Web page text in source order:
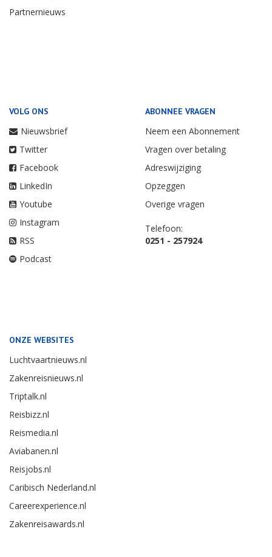
Partnernieuws
VOLG ONS
Nieuwsbrief
Twitter
Facebook
LinkedIn
Youtube
Instagram
RSS
Podcast
ABONNEE VRAGEN
Neem een Abonnement
Vragen over betaling
Adreswijziging
Opzeggen
Overige vragen
Telefoon:
0251 - 257924
ONZE WEBSITES
Luchtvaartnieuws.nl
Zakenreisnieuws.nl
Triptalk.nl
Reisbizz.nl
Reismedia.nl
Aviabanen.nl
Reisjobs.nl
Caribisch Nederland.nl
Careerexperience.nl
Zakenreisawards.nl